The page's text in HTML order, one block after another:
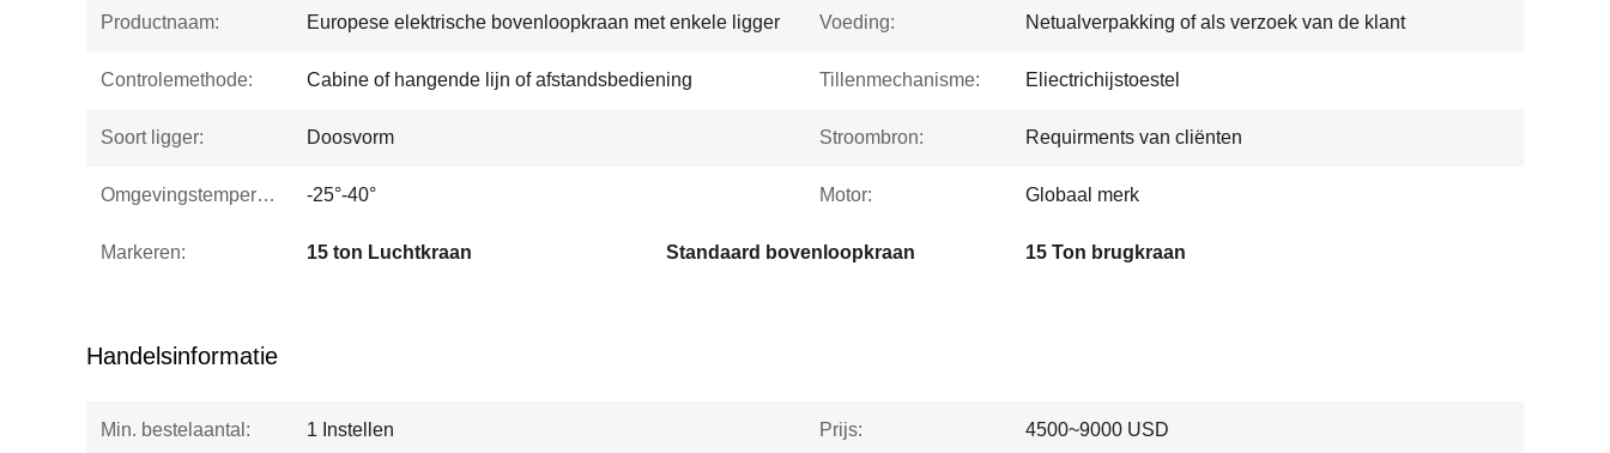
Productnaam: Europese elektrische bovenloopkraan met enkele ligger Voeding: Netualverpakking of als verzoek van de klant
Controlemethode: Cabine of hangende lijn of afstandsbediening Tillenmechanisme: Eliectrichijstoestel
Soort ligger: Doosvorm Stroombron: Requirments van cliënten
Omgevingstemperatuur: -25°-40° Motor: Globaal merk
Markeren: 15 ton Luchtkraan Standaard bovenloopkraan 15 Ton brugkraan
Handelsinformatie
Min. bestelaantal: 1 Instellen Prijs: 4500~9000 USD